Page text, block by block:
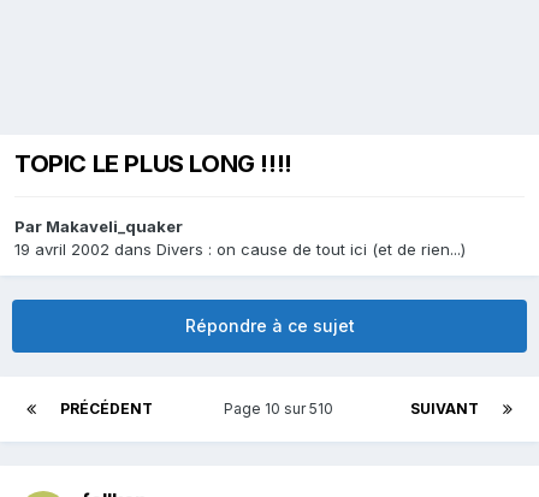
TOPIC LE PLUS LONG !!!!
Par Makaveli_quaker
19 avril 2002 dans Divers : on cause de tout ici (et de rien...)
Répondre à ce sujet
PRÉCÉDENT SUIVANT
Page 10 sur 510